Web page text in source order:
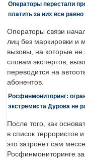
Операторы перестали
платить за них все
Операторы связи
лиц без маркировки и
вызовы, на которые
словам экспертов,
переводится на
абонентов.
Росфинмониторинг:
экстремиста Дурова не
После того, как
в список террористов
это затронет сам
Росфинмониторинге